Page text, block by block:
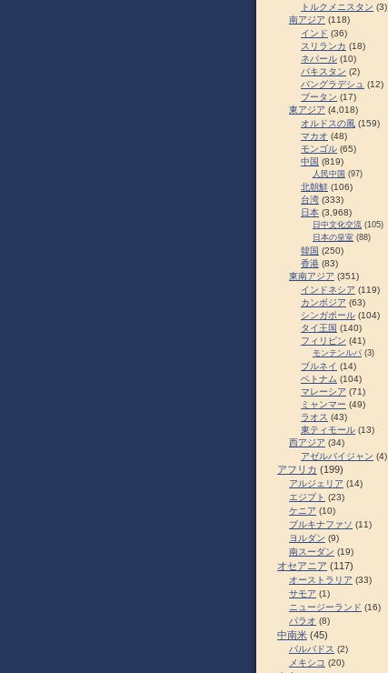
トルクメニスタン (3)
南アジア (118)
インド (36)
スリランカ (18)
ネパール (10)
パキスタン (2)
バングラデシュ (12)
ブータン (17)
東アジア (4,018)
オルドスの風 (159)
マカオ (48)
モンゴル (65)
中国 (819)
人民中国 (97)
北朝鮮 (106)
台湾 (333)
日本 (3,968)
日中文化交流 (105)
日本の皇室 (88)
韓国 (250)
香港 (83)
東南アジア (351)
インドネシア (119)
カンボジア (63)
シンガポール (104)
タイ王国 (140)
フィリピン (41)
モンテンルパ (3)
ブルネイ (14)
ベトナム (104)
マレーシア (71)
ミャンマー (49)
ラオス (43)
東ティモール (13)
西アジア (34)
アゼルバイジャン (4)
アフリカ (199)
アルジェリア (14)
エジプト (23)
ケニア (10)
ブルキナファソ (11)
ヨルダン (9)
南スーダン (19)
オセアニア (117)
オーストラリア (33)
サモア (1)
ニュージーランド (16)
パラオ (8)
中南米 (45)
バルバドス (2)
メキシコ (20)